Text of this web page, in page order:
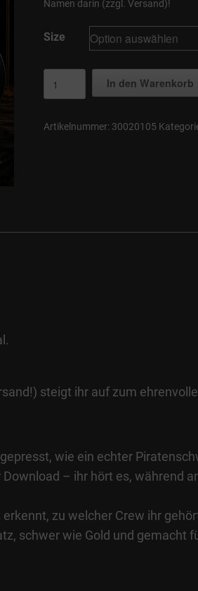
Namen darin (zzgl. Versand)!
Size
Bundle
In den Warenkorb
Artikelnummer: 30020105
steigt ihr auf zum
wie ein echter
– ihr hört es, während
zu welcher Crew ihr
schwer wie Gold und gemacht